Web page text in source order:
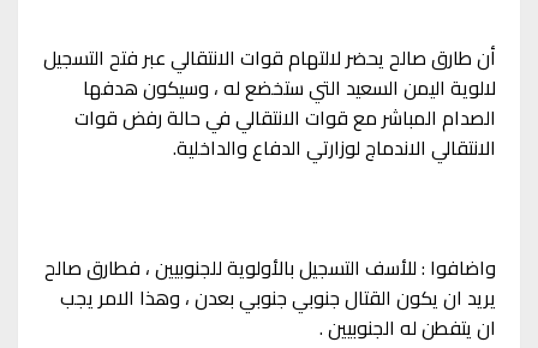
أن طارق صالح يحضر لالتهام قوات الانتقالي عبر فتح التسجيل
لالوية اليمن السعيد التي ستخضع له ، وسيكون هدفها
الصدام المباشر مع قوات الانتقالي في حالة رفض قوات
الانتقالي الاندماج لوزارتي الدفاع والداخلية.
واضافوا : للأسف التسجيل بالأولوية للجنوبيين ، فطارق صالح
يريد ان يكون القتال جنوبي جنوبي بعدن ، وهذا الامر يجب
ان يتفطن له الجنوبيين .